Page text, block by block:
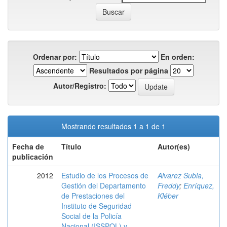
Ordenar por:
En orden:
Resultados por página
Autor/Registro:
Mostrando resultados 1 a 1 de 1
Fecha de
publicación
Título Autor(es)
2012
Estudio de los Procesos de
Gestión del Departamento
de Prestaciones del
Instituto de Seguridad
Social de la Policía
Alvarez Subia,
Freddy; Enríquez,
Kléber